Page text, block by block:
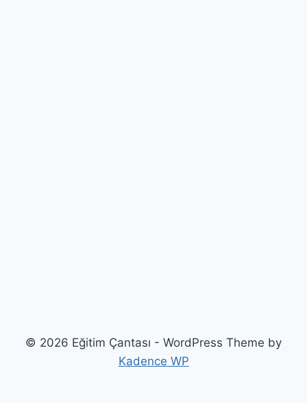
© 2026 Eğitim Çantası - WordPress Theme by
Kadence WP